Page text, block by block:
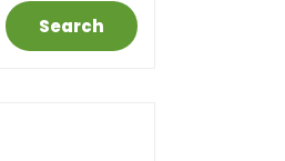
Search